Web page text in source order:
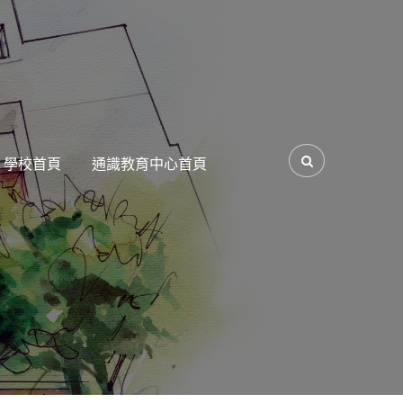
學校首頁 通識教育中心首頁